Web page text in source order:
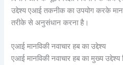
उद्देश्य एआई तकनीक का उपयोग करके
तरीके से अनुसंधान करना है।
एआई मानविकी नवाचार हब का उद्देश्य
एआई मानविकी नवाचार हब का मुख्य